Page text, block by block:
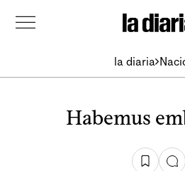
la diaria
Habemus